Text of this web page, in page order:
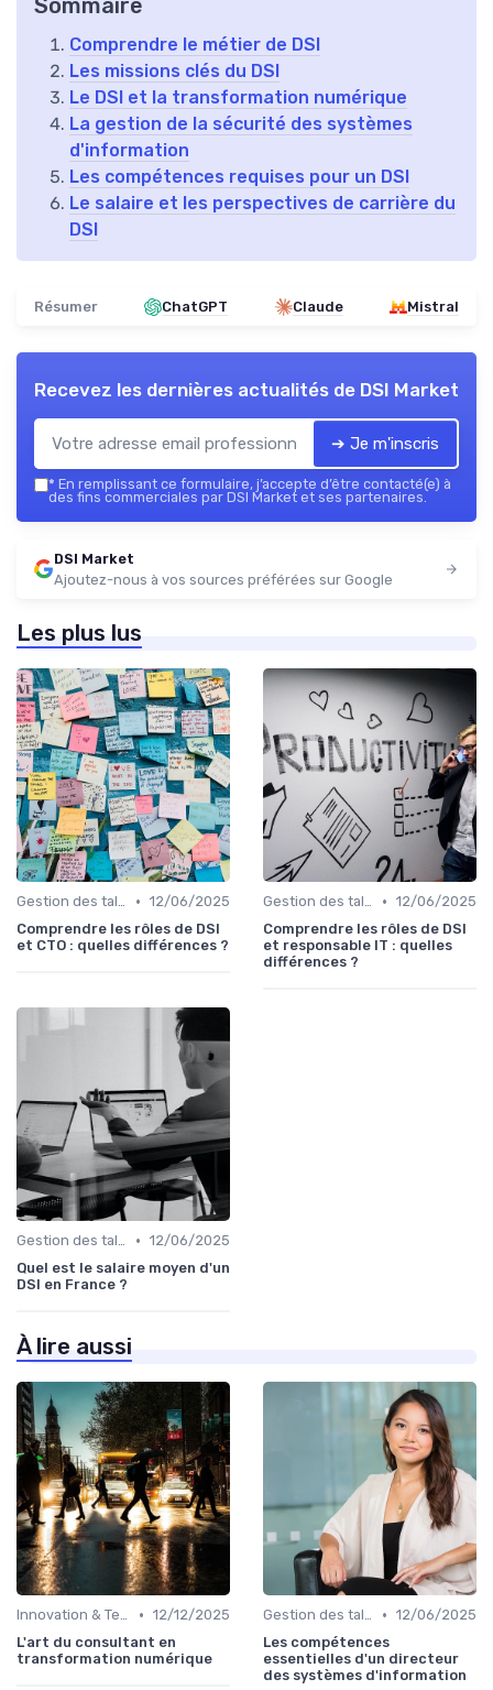
Sommaire
Comprendre le métier de DSI
Les missions clés du DSI
Le DSI et la transformation numérique
La gestion de la sécurité des systèmes
d'information
Les compétences requises pour un DSI
Le salaire et les perspectives de carrière du
DSI
Résumer ChatGPT Claude Mistral
Recevez les dernières actualités de DSI Market
➔ Je m'inscris
* En remplissant ce formulaire, j’accepte d’être contacté(e) à
des fins commerciales par DSI Market et ses partenaires.
DSI Market
Ajoutez-nous à vos sources préférées sur Google
Les plus lus
Gestion des talents IT • 12/06/2025
Comprendre les rôles de DSI
et CTO : quelles différences ?
Gestion des talents IT • 12/06/2025
Comprendre les rôles de DSI
et responsable IT : quelles
différences ?
Gestion des talents IT • 12/06/2025
Quel est le salaire moyen d'un
DSI en France ?
À lire aussi
Innovation & Tendances • 12/12/2025
L'art du consultant en
transformation numérique
Gestion des talents IT • 12/06/2025
Les compétences
essentielles d'un directeur
des systèmes d'information